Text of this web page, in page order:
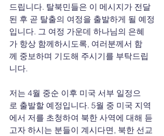
드립니다. 탈북민들은 이 메시지가 전달
된 후 곧 탈출의 여정을 출발하게 될 예정
입니다. 그 여정 가운데 하나님의 은혜
가 항상 함께하시도록, 여러분께서 함
께 중보하며 기도해 주시기를 부탁드립
니다.
저는 4월 중순 이후 미국 서부 일정으
로 출발할 예정입니다. 5월 중 미국 지역
에서 저를 초청하여 북한 사역에 대해 듣
고자 하시는 분들이 계시다면, 북한 선교